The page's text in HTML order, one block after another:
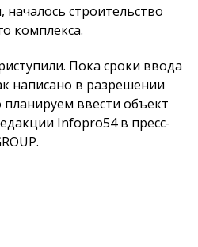
строительство
комплекса.
Пока сроки ввода
написано в разрешении
планируем ввести объект
Infopro54 в пресс-